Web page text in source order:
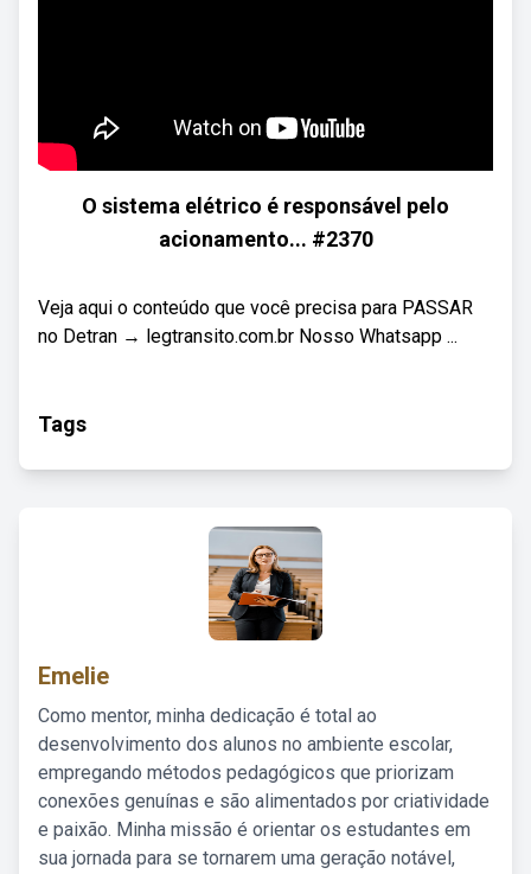
O sistema elétrico é responsável pelo
acionamento... #2370
Veja aqui o conteúdo que você precisa para PASSAR
no Detran → legtransito.com.br Nosso Whatsapp ...
Tags
Emelie
Como mentor, minha dedicação é total ao
desenvolvimento dos alunos no ambiente escolar,
empregando métodos pedagógicos que priorizam
conexões genuínas e são alimentados por criatividade
e paixão. Minha missão é orientar os estudantes em
sua jornada para se tornarem uma geração notável,